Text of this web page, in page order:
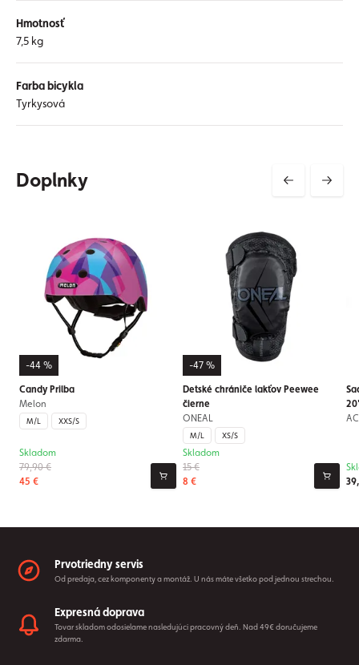
Hmotnosť
7,5 kg
Farba bicykla
Tyrkysová
Doplnky
-44 %
Candy Prilba
Melon
M/L XXS/S
79,90 €
45 €
Skladom
-47 %
Detské chrániče lakťov Peewee
čierne
ONEAL
M/L XS/S
15 €
8 €
Skladom
Prvotriedny servis
Od predaja, cez komponenty a montáž. U nás máte všetko pod jednou strechou.
Expresná doprava
Tovar skladom odosielame nasledujúci pracovný deň. Nad 49€ doručujeme
zdarma.